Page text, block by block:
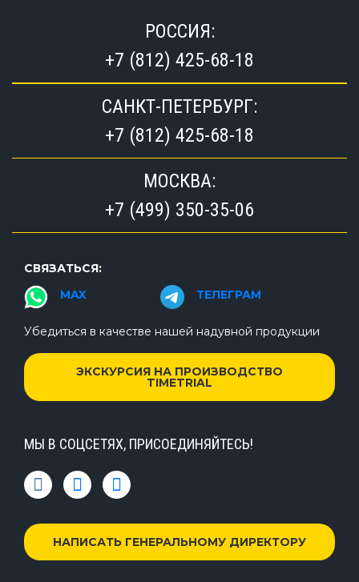
РОССИЯ:
+7 (812) 425-68-18
САНКТ-ПЕТЕРБУРГ:
+7 (812) 425-68-18
МОСКВА:
+7 (499) 350-35-06
СВЯЗАТЬСЯ:
MAX
ТЕЛЕГРАМ
Убедиться в качестве нашей надувной продукции
ЭКСКУРСИЯ НА ПРОИЗВОДСТВО
TIMETRIAL
МЫ В СОЦСЕТЯХ, ПРИСОЕДИНЯЙТЕСЬ!
НАПИСАТЬ ГЕНЕРАЛЬНОМУ ДИРЕКТОРУ